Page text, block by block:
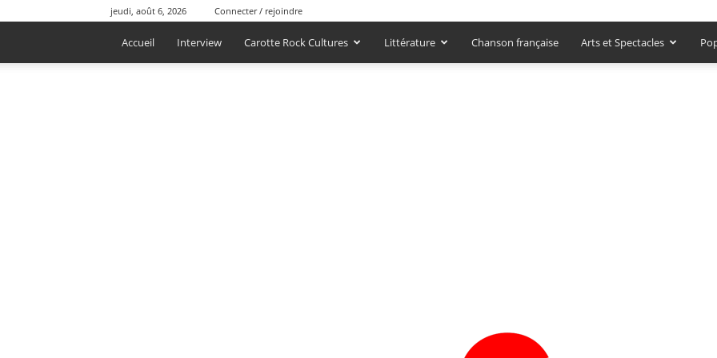
jeudi, août 6, 2026 Connecter / rejoindre
Accueil Interview Carotte Rock Cultures Littérature Chanson française Arts et Spectacles